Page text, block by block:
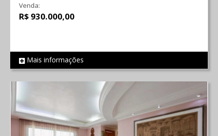
REF 843
Venda:
R$ 930.000,00
Mais informações